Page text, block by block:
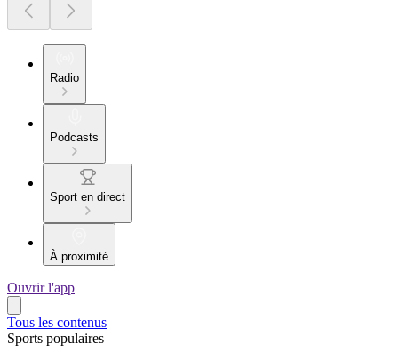
Radio
Podcasts
Sport en direct
À proximité
Ouvrir l'app
Tous les contenus
Sports populaires